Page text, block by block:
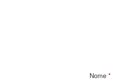
Nome *